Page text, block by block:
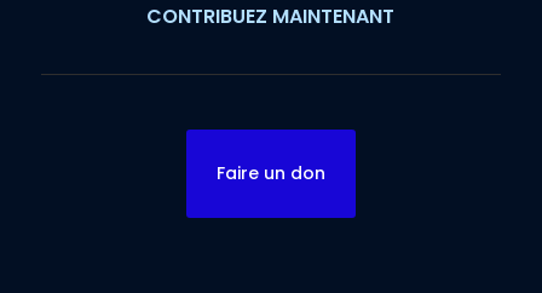
CONTRIBUEZ MAINTENANT
Faire un don